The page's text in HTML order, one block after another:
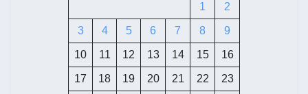
1 2
3 4 5 6 7 8 9
10 11 12 13 14 15 16
17 18 19 20 21 22 23